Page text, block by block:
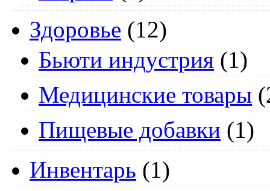
Здоровье (12)
Бьюти индустрия (1)
Медицинские товары
Пищевые добавки (1)
Инвентарь (1)